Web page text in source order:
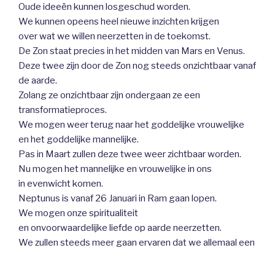
Oude ideeën kunnen losgeschud worden.
We kunnen opeens heel nieuwe inzichten krijgen
over wat we willen neerzetten in de toekomst.
De Zon staat precies in het midden van Mars en Venus.
Deze twee zijn door de Zon nog steeds onzichtbaar vanaf
de aarde.
Zolang ze onzichtbaar zijn ondergaan ze een
transformatieproces.
We mogen weer terug naar het goddelijke vrouwelijke
en het goddelijke mannelijke.
Pas in Maart zullen deze twee weer zichtbaar worden.
Nu mogen het mannelijke en vrouwelijke in ons
in evenwicht komen.
Neptunus is vanaf 26 Januari in Ram gaan lopen.
We mogen onze spiritualiteit
en onvoorwaardelijke liefde op aarde neerzetten.
We zullen steeds meer gaan ervaren dat we allemaal een